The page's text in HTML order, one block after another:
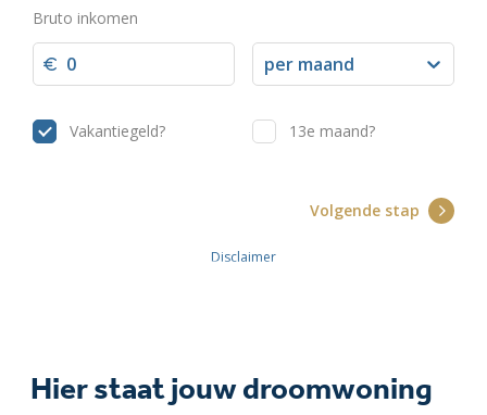
Hier staat jouw droomwoning